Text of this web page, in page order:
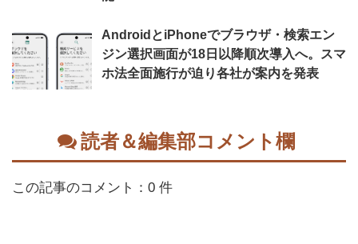
AndroidとiPhoneでブラウザ・検索エン
ジン選択画面が18日以降順次導入へ。スマ
ホ法全面施行が迫り各社が案内を発表
読者＆編集部コメント欄
この記事のコメント：0 件